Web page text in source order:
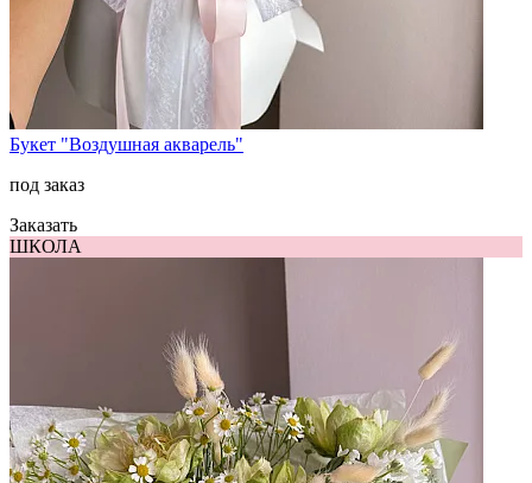
Букет "Воздушная акварель"
под заказ
Заказать
ШКОЛА